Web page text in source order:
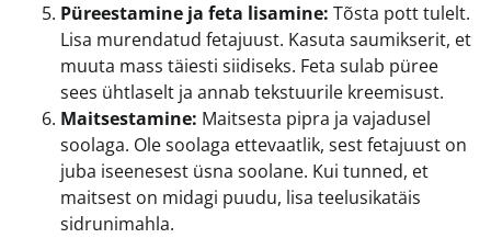
Püreestamine ja feta lisamine: Tõsta pott tulelt.
Lisa murendatud fetajuust. Kasuta saumikserit, et
muuta mass täiesti siidiseks. Feta sulab püree
sees ühtlaselt ja annab tekstuurile kreemisust.
Maitsestamine: Maitsesta pipra ja vajadusel
soolaga. Ole soolaga ettevaatlik, sest fetajuust on
juba iseenesest üsna soolane. Kui tunned, et
maitsest on midagi puudu, lisa teelusikatäis
sidrunimahla.